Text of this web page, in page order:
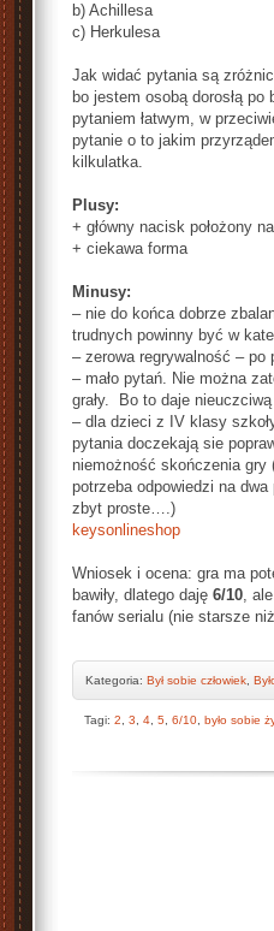
b) Achillesa
c) Herkulesa
Jak widać pytania są
bo jestem osobą dorosłą
pytaniem łatwym, w
pytanie o to jakim
kilkulatka.
Plusy:
+ główny nacisk położony
+ ciekawa forma
Minusy:
– nie do końca dobrze
trudnych powinny być w
– zerowa regrywalność –
– mało pytań. Nie można
grały. Bo to daje
– dla dzieci z IV klasy
pytania doczekają sie
niemożność skończenia gry
potrzeba odpowiedzi na
zbyt proste….)
keysonlineshop
Wniosek i ocena: gra ma
bawiły, dlatego daję 6/10,
fanów serialu (nie starsze
Kategoria: Był sobie człowiek
Tagi: 2 3 4 5 6/10 było sobie